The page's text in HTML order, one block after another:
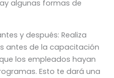
algunas formas de
y después: Realiza
antes de la capacitación
los empleados hayan
Esto te dará una